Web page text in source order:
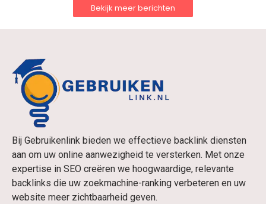
Bekijk meer berichten
Bij Gebruikenlink bieden we effectieve backlink diensten
aan om uw online aanwezigheid te versterken. Met onze
expertise in SEO creëren we hoogwaardige, relevante
backlinks die uw zoekmachine-ranking verbeteren en uw
website meer zichtbaarheid geven.